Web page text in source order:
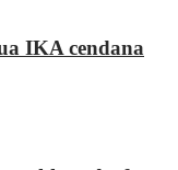
IKA cendana